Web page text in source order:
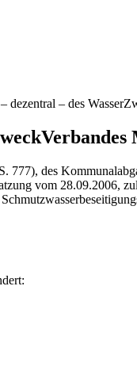
dezentral – des
des
vom 28.09.2006,